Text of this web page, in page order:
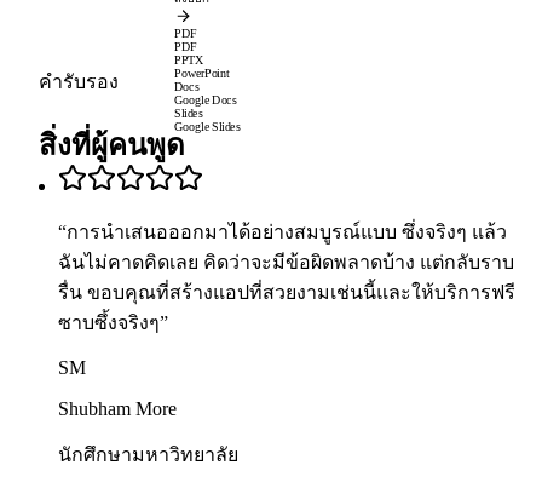
PDF
PDF
PPTX
PowerPoint
Docs
Google Docs
Slides
Google Slides
คำรับรอง
สิ่งที่ผู้คนพูด
“การนำเสนอออกมาได้อย่างสมบูรณ์แบบ ซึ่งจริงๆ แล้ว
ฉันไม่คาดคิดเลย คิดว่าจะมีข้อผิดพลาดบ้าง แต่กลับราบ
รื่น ขอบคุณที่สร้างแอปที่สวยงามเช่นนี้และให้บริการฟรี
ซาบซึ้งจริงๆ”
SM
Shubham More
นักศึกษามหาวิทยาลัย